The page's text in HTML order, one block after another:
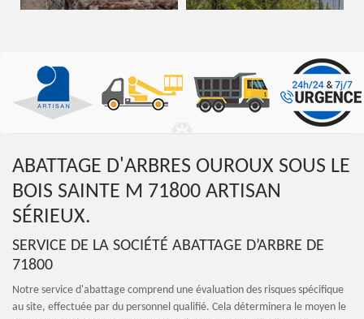
ABATTAGE D'ARBRES OUROUX SOUS LE
BOIS SAINTE M 71800 ARTISAN
SÉRIEUX.
SERVICE DE LA SOCIÉTÉ ABATTAGE D’ARBRE DE
71800
Notre service d'abattage comprend une évaluation des risques spécifique
au site, effectuée par du personnel qualifié. Cela déterminera le moyen le